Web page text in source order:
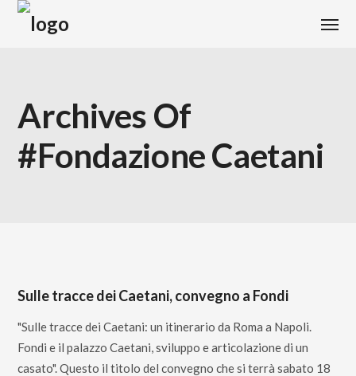
Archives Of
#fondazione Caetani
Sulle tracce dei Caetani, convegno a Fondi
"Sulle tracce dei Caetani: un itinerario da Roma a Napoli.
Fondi e il palazzo Caetani, sviluppo e articolazione di un
casato". Questo il titolo del convegno che si terrà sabato 18